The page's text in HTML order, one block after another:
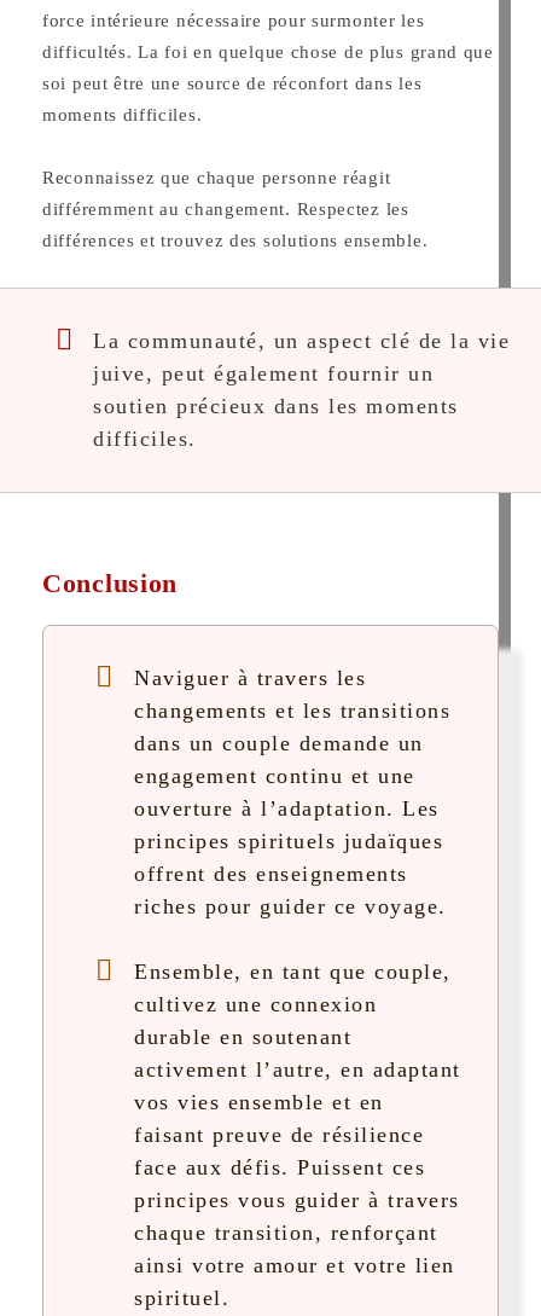
force intérieure nécessaire pour surmonter les
difficultés. La foi en quelque chose de plus grand que
soi peut être une source de réconfort dans les
moments difficiles.
Reconnaissez que chaque personne réagit
différemment au changement. Respectez les
différences et trouvez des solutions ensemble.
La communauté, un aspect clé de la vie
juive, peut également fournir un
soutien précieux dans les moments
difficiles.
Conclusion
Naviguer à travers les
changements et les transitions
dans un couple demande un
engagement continu et une
ouverture à l’adaptation. Les
principes spirituels judaïques
offrent des enseignements
riches pour guider ce voyage.
Ensemble, en tant que couple,
cultivez une connexion
durable en soutenant
activement l’autre, en adaptant
vos vies ensemble et en
faisant preuve de résilience
face aux défis. Puissent ces
principes vous guider à travers
chaque transition, renforçant
ainsi votre amour et votre lien
spirituel.